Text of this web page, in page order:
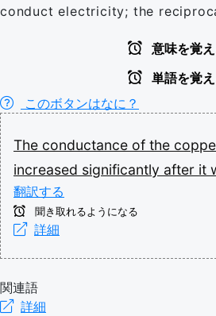
conduct electricity; the
意味を覚
単語を覚
このボタンはなに？
The conductance of the
increased significantly after it
翻訳する
聞き取れるようになる
詳細
関連語
詳細